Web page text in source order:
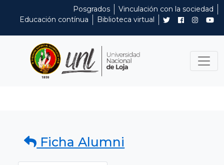
Posgrados
Vinculación con la sociedad
Educación contínua
Biblioteca virtual
Ficha Alumni